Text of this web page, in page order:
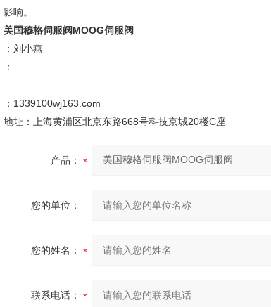
影响。
美国穆格伺服阀MOOG伺服阀
：刘小燕
：
：1339100wj163.com
地址：上海黄浦区北京东路668号科技京城20楼C座
产品：
您的单位：
您的姓名：
联系电话：